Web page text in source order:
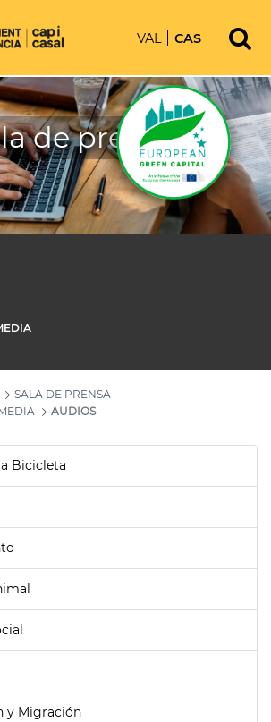
VAL CAS
de prensa
SALA DE PRENSA
AUDIOS
Bicicleta
y Migración